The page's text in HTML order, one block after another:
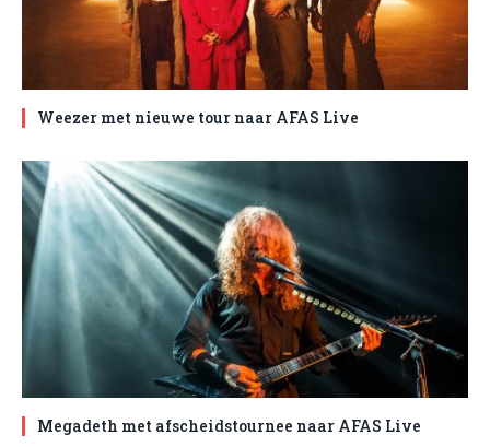
Weezer met nieuwe tour naar AFAS Live
Megadeth met afscheidstournee naar AFAS Live